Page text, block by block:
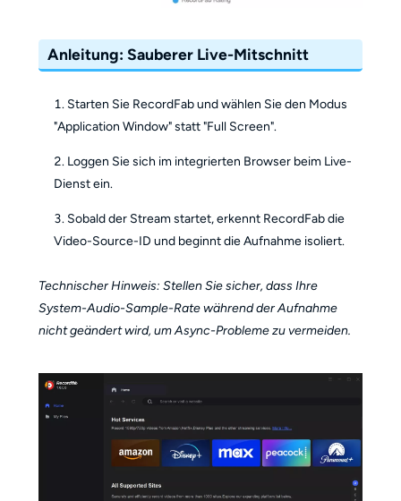
Anleitung: Sauberer Live-Mitschnitt
Starten Sie RecordFab und wählen Sie den Modus
"Application Window" statt "Full Screen".
Loggen Sie sich im integrierten Browser beim Live-
Dienst ein.
Sobald der Stream startet, erkennt RecordFab die
Video-Source-ID und beginnt die Aufnahme isoliert.
Technischer Hinweis: Stellen Sie sicher, dass Ihre
System-Audio-Sample-Rate während der Aufnahme
nicht geändert wird, um Async-Probleme zu vermeiden.